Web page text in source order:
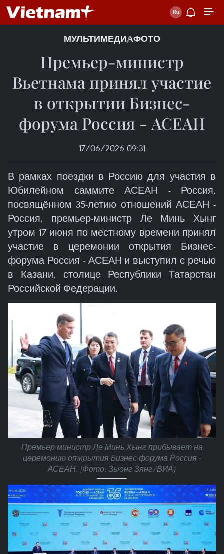
МУЛЬТИМЕДИАФОТО
Премьер-министр
Вьетнама принял участие
в открытии Бизнес-
форума Россия - АСЕАН
17/06/2026 09:31
В рамках поездки в Россию для участия в
Юбилейном саммите АСЕАН - Россия,
посвящённом 35-летию отношений АСЕАН -
Россия, премьер-министр Ле Минь Хынг
утром 17 июня по местному времени принял
участие в церемонии открытия Бизнес-
форума Россия - АСЕАН и выступил с речью
в Казани, столице Республики Татарстан
Российской Федерации.
Премьер-министр Ле Минь Хынг прибывает на
церемонию открытия Бизнес-форума Россия -
АСЕАН. (Фото: Зыонг Зянг/ВИА)